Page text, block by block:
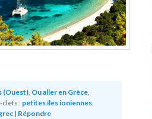
(Ouest), Ou aller en Grèce,
clefs : petites îles ioniennes,
| Répondre